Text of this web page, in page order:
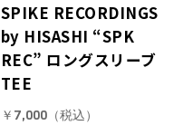
SPIKE RECORDINGS
by HISASHI “SPK
REC” ロングスリーブ
TEE
￥7,000（税込）